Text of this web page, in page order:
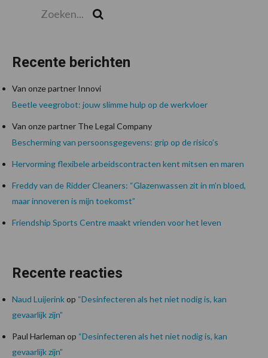
Recente berichten
Van onze partner Innovi
Beetle veegrobot: jouw slimme hulp op de werkvloer
Van onze partner The Legal Company
Bescherming van persoonsgegevens: grip op de risico’s
Hervorming flexibele arbeidscontracten kent mitsen en maren
Freddy van de Ridder Cleaners: “Glazenwassen zit in m’n bloed,
maar innoveren is mijn toekomst”
Friendship Sports Centre maakt vrienden voor het leven
Recente reacties
Naud Luijerinkop “Desinfecteren als het niet nodig is, kan
gevaarlijk zijn”
Paul Harleman op “Desinfecteren als het niet nodig is, kan
gevaarlijk zijn”